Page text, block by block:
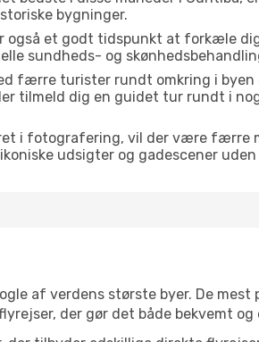
bygninger.
også et godt tidspunkt at forkæle
sundheds- og
færre turister rundt omkring i
tilmeld dig en guidet tur rundt i
i fotografering, vil der være færre
udsigter og gadescener
af verdens største byer. De
der gør det både bekvemt